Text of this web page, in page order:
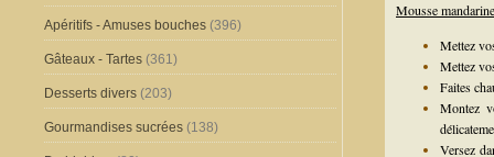
Apéritifs - Amuses bouches (396)
Gâteaux - Tartes (361)
Desserts divers (203)
Gourmandises sucrées (138)
Mousse mandarine
Mettez
Mettez
Faites
Montez
Versez